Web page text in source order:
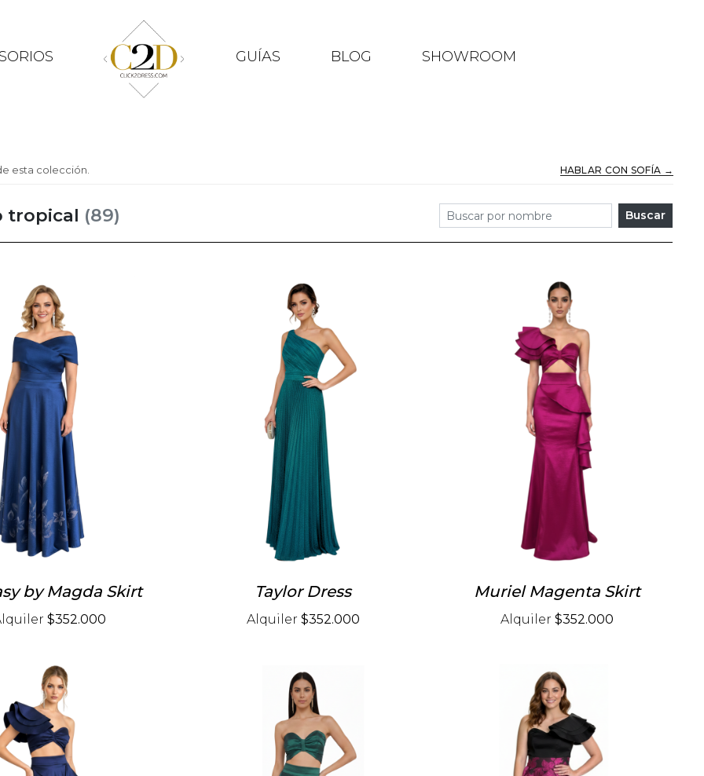
GUÍAS BLOG SHOWROOM
esta colección. HABLAR CON SOFÍA →
tropical (89)
by Magda Skirt
$352.000
Taylor Dress
Alquiler $352.000
Muriel Magenta Skirt
Alquiler$352.000